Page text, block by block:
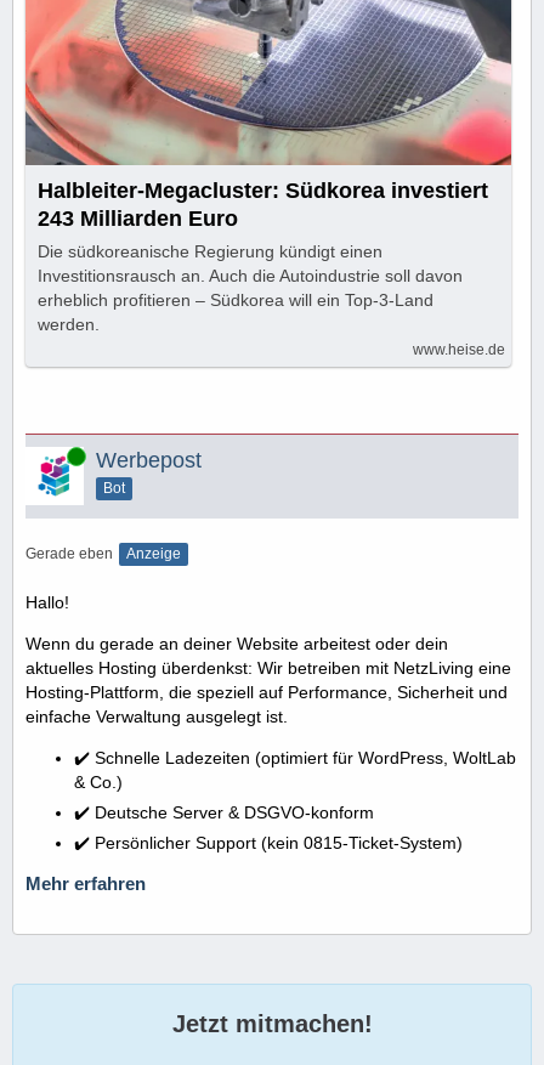
Halbleiter-Megacluster: Südkorea investiert
243 Milliarden Euro
Die südkoreanische Regierung kündigt einen
Investitionsrausch an. Auch die Autoindustrie soll davon
erheblich profitieren – Südkorea will ein Top-3-Land
werden.
www.heise.de
Online Werbepost
Bot
Gerade eben Anzeige
Hallo!
Wenn du gerade an deiner Website arbeitest oder dein
aktuelles Hosting überdenkst: Wir betreiben mit NetzLiving eine
Hosting-Plattform, die speziell auf Performance, Sicherheit und
einfache Verwaltung ausgelegt ist.
✔️ Schnelle Ladezeiten (optimiert für WordPress, WoltLab
& Co.)
✔️ Deutsche Server & DSGVO-konform
✔️ Persönlicher Support (kein 0815-Ticket-System)
Mehr erfahren
Jetzt mitmachen!